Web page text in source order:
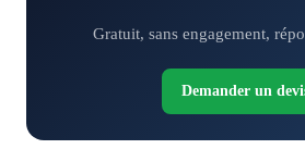
Gratuit, sans engagement,
Demander un